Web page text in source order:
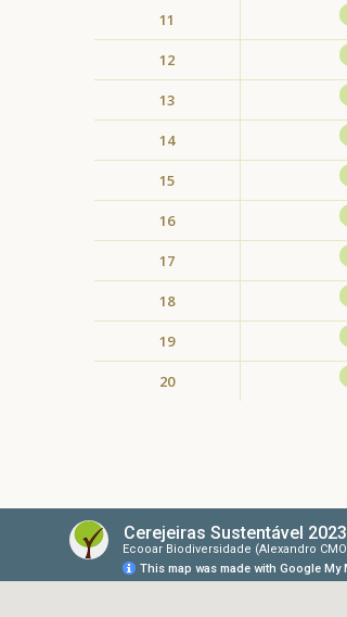
11
12
13
14
15
16
17
18
19
20